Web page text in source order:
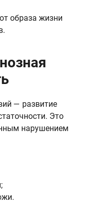
образа жизни
— развитие
Это
нарушением